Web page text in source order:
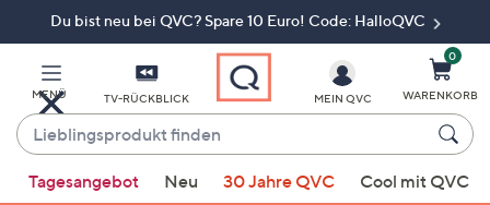
Du bist neu bei QVC? Spare 10 Euro! Code: HalloQVC
MENÜ TV-RÜCKBLICK
Lieblingsprodukt
finden
Vorschläge
MEIN QVC
0
WARENKORB
Tagesangebot Neu 30 Jahre QVC Cool mit QVC